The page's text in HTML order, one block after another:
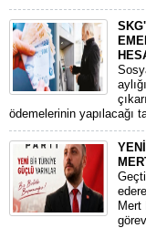
ödemelerinin yapılacağı
Mert